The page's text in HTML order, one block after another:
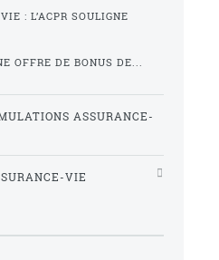
: L’ACPR SOULIGNE
OFFRE DE BONUS DE...
ASSURANCE-
VIE